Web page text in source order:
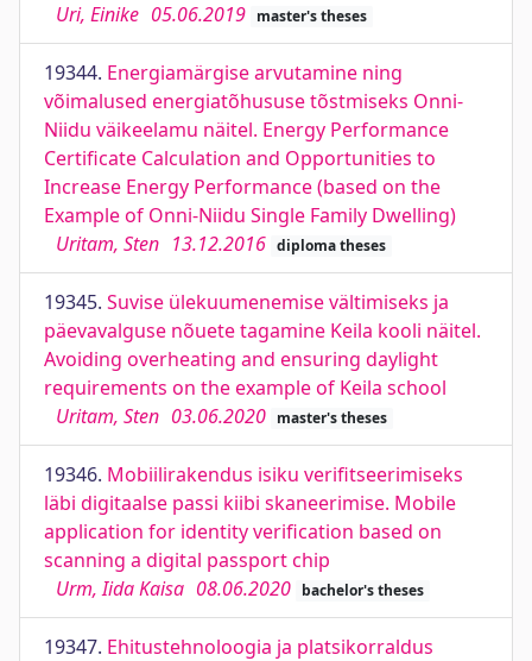
Uri, Einike 05.06.2019 master's theses
19344. Energiamärgise arvutamine ning
võimalused energiatõhususe tõstmiseks Onni-
Niidu väikeelamu näitel. Energy Performance
Certificate Calculation and Opportunities to
Increase Energy Performance (based on the
Example of Onni-Niidu Single Family Dwelling)
Uritam, Sten 13.12.2016 diploma theses
19345. Suvise ülekuumenemise vältimiseks ja
päevavalguse nõuete tagamine Keila kooli näitel.
Avoiding overheating and ensuring daylight
requirements on the example of Keila school
Uritam, Sten 03.06.2020 master's theses
19346. Mobiilirakendus isiku verifitseerimiseks
läbi digitaalse passi kiibi skaneerimise. Mobile
application for identity verification based on
scanning a digital passport chip
Urm, Iida Kaisa 08.06.2020 bachelor's theses
19347. Ehitustehnoloogia ja platsikorraldus